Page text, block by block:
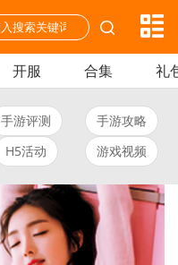
开服 合集 礼
手游评测
手游攻略
H5活动 游戏视频